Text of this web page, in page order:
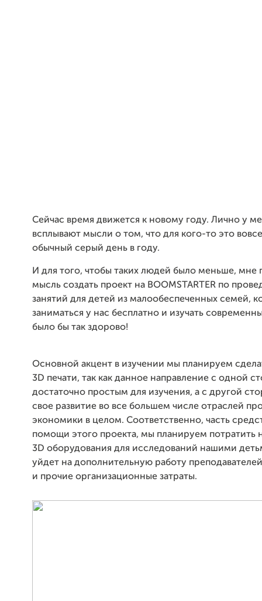
Сейчас время движется к новому году. Лично у
всплывают мысли о том, что для кого-то это
обычный серый день в году.
И для того, чтобы таких людей было меньше, мне
мысль создать проект на BOOMSTARTER по
занятий для детей из малообеспеченных семей,
заниматься у нас бесплатно и изучать
было бы так здорово!
Основной акцент в изучении мы планируем
3D печати, так как данное направление с одной
достаточно простым для изучения, а с другой
свое развитие во все большем числе отраслей
экономики в целом. Соответственно, часть
помощи этого проекта, мы планируем потратить
3D оборудования для исследований нашими
уйдет на дополнительную работу
и прочие организационные затраты.